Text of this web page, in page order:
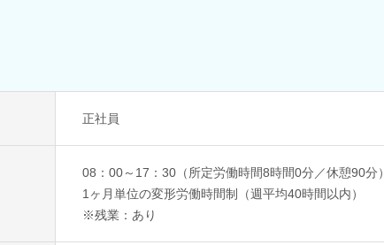
正社員
08：00～17：30（所定労働時間8時間0分／休憩90分）
1ヶ月単位の変形労働時間制（週平均40時間以内）
※残業：あり